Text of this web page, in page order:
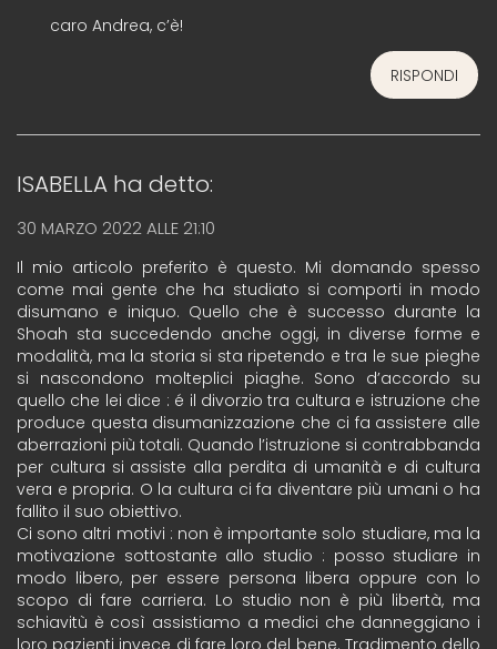
caro Andrea, c’è!
RISPONDI
ISABELLA ha detto:
30 MARZO 2022 ALLE 21:10
Il mio articolo preferito è questo. Mi domando spesso
come mai gente che ha studiato si comporti in modo
disumano e iniquo. Quello che è successo durante la
Shoah sta succedendo anche oggi, in diverse forme e
modalità, ma la storia si sta ripetendo e tra le sue pieghe
si nascondono molteplici piaghe. Sono d’accordo su
quello che lei dice : é il divorzio tra cultura e istruzione che
produce questa disumanizzazione che ci fa assistere alle
aberrazioni più totali. Quando l’istruzione si contrabbanda
per cultura si assiste alla perdita di umanità e di cultura
vera e propria. O la cultura ci fa diventare più umani o ha
fallito il suo obiettivo.
Ci sono altri motivi : non è importante solo studiare, ma la
motivazione sottostante allo studio : posso studiare in
modo libero, per essere persona libera oppure con lo
scopo di fare carriera. Lo studio non è più libertà, ma
schiavitù è così assistiamo a medici che danneggiano i